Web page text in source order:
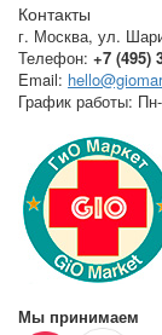
Контакты
г. Москва, ул.
Телефон: +7 (495)
Email:
График работы:
Мы принимаем